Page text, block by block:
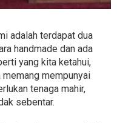
adalah terdapat dua
handmade dan ada
yang kita ketahui,
mempunyai
tenaga mahir,
sebentar.